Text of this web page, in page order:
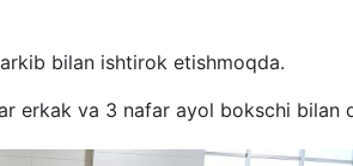
bilan ishtirok etishmoqda.
erkak va 3 nafar ayol bokschi bilan